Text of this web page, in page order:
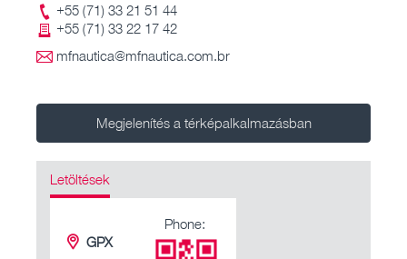
+55 (71) 33 21 51 44
+55 (71) 33 22 17 42
mfnautica@mfnautica.com.br
Megjelenítés a térképalkalmazásban
Letöltések
GPX
Phone: